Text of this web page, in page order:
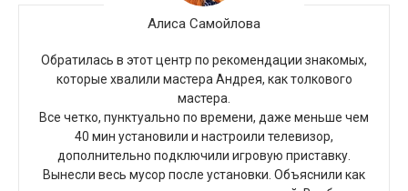
Алиса Самойлова
Обратилась в этот центр по рекомендации знакомых,
которые хвалили мастера Андрея, как толкового
мастера.
Все четко, пунктуально по времени, даже меньше чем
40 мин установили и настроили телевизор,
дополнительно подключили игровую приставку.
Вынесли весь мусор после установки. Объяснили как